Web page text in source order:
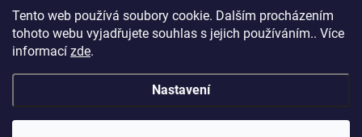
Tento web používá soubory cookie. Dalším procházením
tohoto webu vyjadřujete souhlas s jejich používáním.. Více
informací zde.
Nastavení
728 355 665